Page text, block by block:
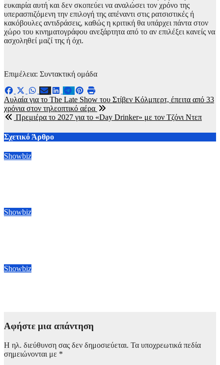
ευκαιρία αυτή και δεν σκοπεύει να αναλώσει τον χρόνο της
υπερασπιζόμενη την επιλογή της απέναντι στις ρατσιστικές ή
κακόβουλες αντιδράσεις, καθώς η κριτική θα υπάρχει πάντα στον
χώρο του κινηματογράφου ανεξάρτητα από το αν επιλέξει κανείς να
ασχοληθεί μαζί της ή όχι.
Επιμέλεια: Συντακτική ομάδα
Πλοήγηση
άρθρων
Αυλαία για το The Late Show του Στίβεν Κόλμπερτ, έπειτα από 33
χρόνια στον τηλεοπτικό αέρα
Πρεμιέρα το 2027 για το «Day Drinker» με τον Τζόνι Ντεπ
Σχετικό Άρθρο
Showbiz
Showbiz
Showbiz
Αφήστε μια απάντηση
Η ηλ. διεύθυνση σας δεν δημοσιεύεται. Τα υποχρεωτικά πεδία
σημειώνονται με *